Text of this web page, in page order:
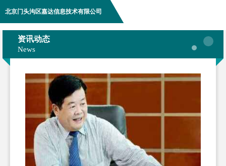
北京门头沟区嘉达信息技术有限公司
资讯动态
News